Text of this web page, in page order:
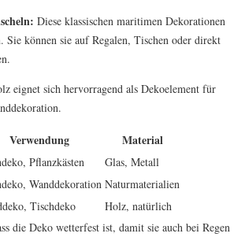
Diese klassischen maritimen Dekorationen
Sie können sie auf Regalen, Tischen oder direkt
eignet sich hervorragend als Dekoelement für
Verwendung Material
Pflanzkästen
Glas, Metall
Wanddekoration Naturmaterialien
Tischdeko
Holz, natürlich
die Deko wetterfest ist, damit sie auch bei Regen